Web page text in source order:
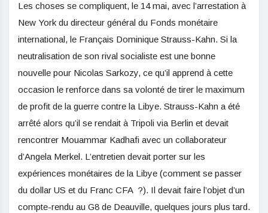
Les choses se compliquent, le 14 mai, avec l’arrestation à
New York du directeur général du Fonds monétaire
international, le Français Dominique Strauss-Kahn. Si la
neutralisation de son rival socialiste est une bonne
nouvelle pour Nicolas Sarkozy, ce qu’il apprend à cette
occasion le renforce dans sa volonté de tirer le maximum
de profit de la guerre contre la Libye. Strauss-Kahn a été
arrêté alors qu’il se rendait à Tripoli via Berlin et devait
rencontrer Mouammar Kadhafi avec un collaborateur
d’Angela Merkel. L’entretien devait porter sur les
expériences monétaires de la Libye (comment se passer
du dollar US et du Franc CFA ?). Il devait faire l’objet d’un
compte-rendu au G8 de Deauville, quelques jours plus tard.